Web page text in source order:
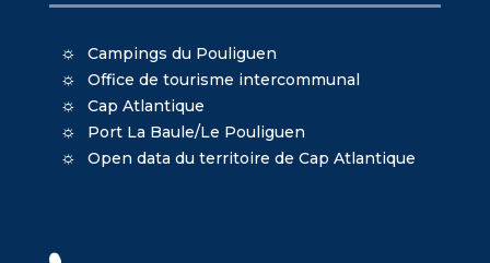
Campings du Pouliguen
Office de tourisme intercommunal
Cap Atlantique
Port La Baule/Le Pouliguen
Open data du territoire de Cap Atlantique